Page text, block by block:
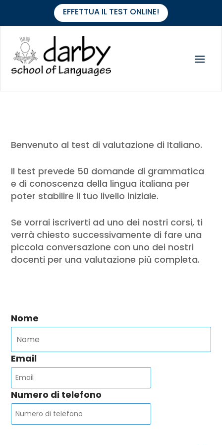
EFFETTUA IL TEST ONLINE!
Benvenuto al test di valutazione di Italiano.
Il test prevede 50 domande di grammatica
e di conoscenza della lingua italiana per
poter stabilire il tuo livello iniziale.
Se vorrai iscriverti ad uno dei nostri corsi, ti
verrà chiesto successivamente di fare una
piccola conversazione con uno dei nostri
docenti per una valutazione più completa.
Nome
Email
Numero di telefono